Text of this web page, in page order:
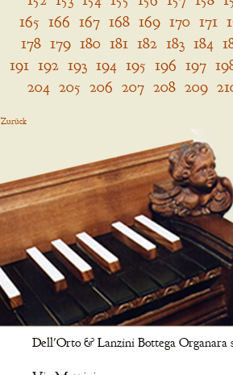
165 166 167 168 169 170 171
178 179 180 181 182 183 184
191 192 193 194 195 196 197
204 205 206 207 208 209
Zurück
Dell'Orto & Lanzini Bottega Organara